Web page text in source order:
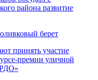
района развитие
берет
принять участие
премии уличной